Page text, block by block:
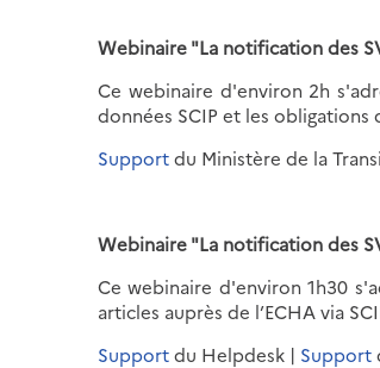
Webinaire "La notification des
Ce webinaire d'environ 2h
données SCIP et les
Supportdu Ministère de la
Webinaire "La notification des
Ce webinaire d'environ 1h30
articles auprès de l’ECHA via
Supportdu Helpdesk | Support